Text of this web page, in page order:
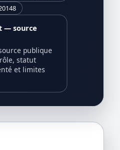
— source
publique
statut
et limites